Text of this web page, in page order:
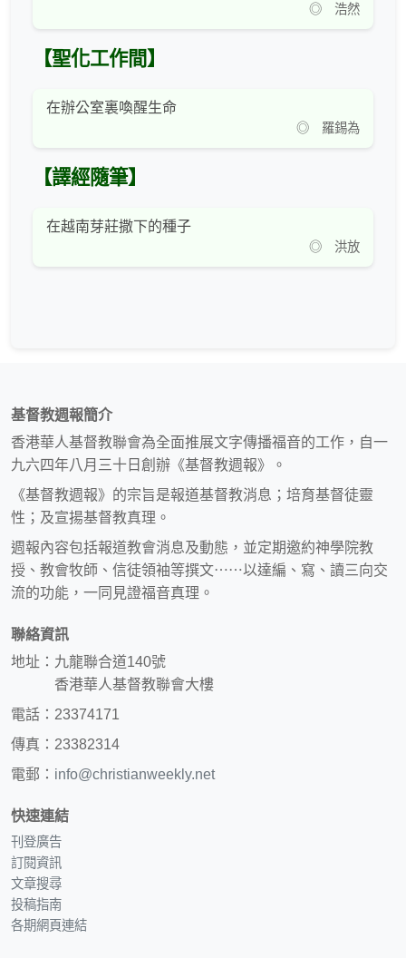
◎ 浩然
【聖化工作間】
在辦公室裏喚醒生命
◎ 羅錫為
【譯經隨筆】
在越南芽莊撒下的種子
◎ 洪放
基督教週報簡介
香港華人基督教聯會為全面推展文字傳播福音的工作，自一
九六四年八月三十日創辦《基督教週報》。
《基督教週報》的宗旨是報道基督教消息；培育基督徒靈
性；及宣揚基督教真理。
週報內容包括報道教會消息及動態，並定期邀約神學院教
授、教會牧師、信徒領袖等撰文⋯⋯以達編、寫、讀三向交
流的功能，一同見證福音真理。
聯絡資訊
地址：九龍聯合道140號
香港華人基督教聯會大樓
電話：23374171
傳真：23382314
電郵： info@christianweekly.net
快速連結
刊登廣告
訂閱資訊
文章搜尋
投稿指南
各期網頁連結